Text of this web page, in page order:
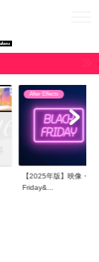
After Effects
【2025年版】映像・
Friday&...